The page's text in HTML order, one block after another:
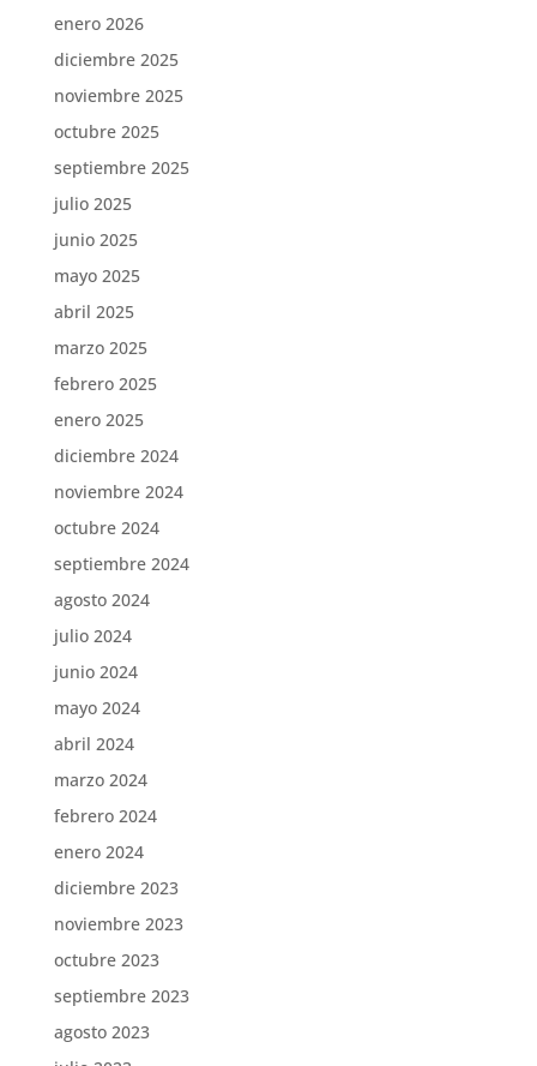
enero 2026
diciembre 2025
noviembre 2025
octubre 2025
septiembre 2025
julio 2025
junio 2025
mayo 2025
abril 2025
marzo 2025
febrero 2025
enero 2025
diciembre 2024
noviembre 2024
octubre 2024
septiembre 2024
agosto 2024
julio 2024
junio 2024
mayo 2024
abril 2024
marzo 2024
febrero 2024
enero 2024
diciembre 2023
noviembre 2023
octubre 2023
septiembre 2023
agosto 2023